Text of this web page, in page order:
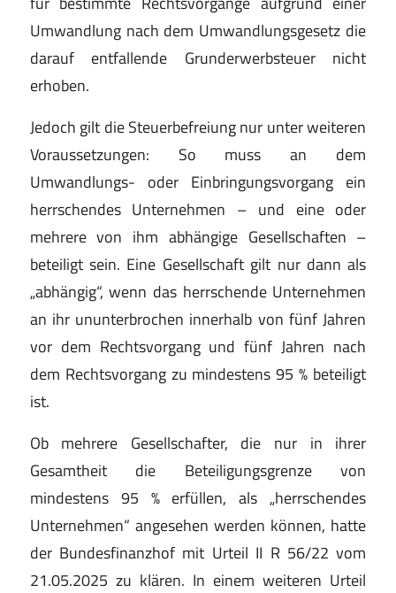
Umwandlung nach dem Umwandlungsgesetz die
darauf entfallende Grunderwerbsteuer nicht
erhoben.
Jedoch gilt die Steuerbefreiung nur unter weiteren
Voraussetzungen: So muss an dem
Umwandlungs- oder Einbringungsvorgang ein
herrschendes Unternehmen – und eine oder
mehrere von ihm abhängige Gesellschaften –
beteiligt sein. Eine Gesellschaft gilt nur dann als
„abhängig“, wenn das herrschende Unternehmen
an ihr ununterbrochen innerhalb von fünf Jahren
vor dem Rechtsvorgang und fünf Jahren nach
dem Rechtsvorgang zu mindestens 95 % beteiligt
ist.
Ob mehrere Gesellschafter, die nur in ihrer
Gesamtheit die Beteiligungsgrenze von
mindestens 95 % erfüllen, als „herrschendes
Unternehmen“ angesehen werden können, hatte
der Bundesfinanzhof mit Urteil II R 56/22 vom
21.05.2025 zu klären. In einem weiteren Urteil